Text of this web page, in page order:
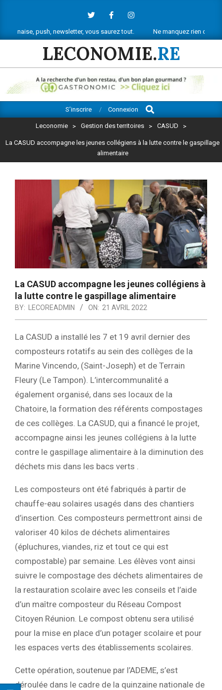
content
push, newsletter, vous saurez tout. Ne manquez rien de l’actu
LECONOMIE.RE
Navigation
S’inscrire Connexion
Search
Leconomie > Gestion des territoires > CASUD >
La CASUD accompagne les jeunes collégiens à la lutte contre le gaspillage
alimentaire
La CASUD accompagne les jeunes collégiens à
la lutte contre le gaspillage alimentaire
BY: LECOREADMIN ON: 21 AVRIL 2022
La CASUD a installé les 7 et 19 avril dernier des
composteurs rotatifs au sein des collèges de la
Marine Vincendo, (Saint-Joseph) et de Terrain
Fleury (Le Tampon) L’intercommunalité a
également organisé, dans ses locaux de la
Chatoire, la formation des référents compostages
de ces collèges. La CASUD, qui a financé le projet,
accompagne ainsi les jeunes collégiens à la lutte
contre le gaspillage alimentaire à la diminution des
déchets mis dans les bacs verts
Les composteurs ont été fabriqués à partir de
chauffe-eau solaires usagés dans des chantiers
d’insertion. Ces composteurs permettront ainsi de
valoriser 40 kilos de déchets alimentaires
(épluchures, viandes, riz et tout ce qui est
compostable) par semaine. Les élèves vont ainsi
suivre le compostage des déchets alimentaires de
la restauration scolaire avec les conseils et l’aide
d’un maître composteur du Réseau Compost
Citoyen Réunion. Le compost obtenu sera utilisé
pour la mise en place d’un potager scolaire et pour
les espaces verts des établissements scolaires.
Cette opération, soutenue par l’ADEME, s’est
déroulée dans le cadre de la quinzaine nationale de